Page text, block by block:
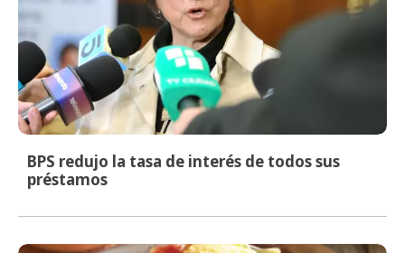
BPS redujo la tasa de interés de todos sus
préstamos